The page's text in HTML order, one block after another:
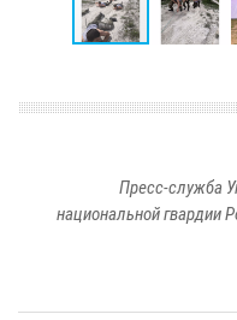
Пресс-служба
национальной гвардии